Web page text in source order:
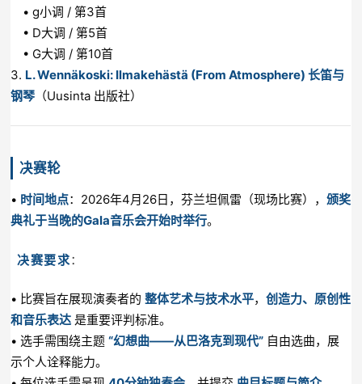
• g小调 / 第3首
• D大调 / 第5首
• G大调 / 第10首
3. L. Wennäkoski: Ilmakehästä (From Atmosphere) 长笛与
钢琴 （Uusinta 出版社）
决赛轮
• 时间地点：2026年4月26日，芬兰坦佩雷（现场比赛），颁奖
典礼于当晚的Gala音乐会开始时举行。
决赛要求：
• 比赛旨在展现演奏者的整体艺术与技术水平，创造力、原创性
和音乐表达 是重要评判标准。
• 选手需围绕主题“幻想曲——从巴洛克到现代” 自由选曲，展
示个人诠释能力。